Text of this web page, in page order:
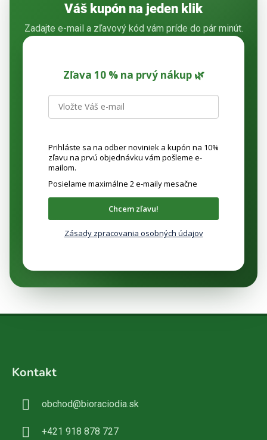
Váš kupón na jeden klik
Zadajte e-mail a zľavový kód vám príde do pár minút.
Zľava 10 % na prvý nákup 🌿
Prihláste sa na odber noviniek a kupón na 10%
zľavu na prvú objednávku vám pošleme e-
mailom.
Posielame maximálne 2 e-maily mesačne
Chcem zľavu!
Zásady zpracovania osobných údajov
Kontakt
obchod@bioraciodia.sk
+421 918 878 727